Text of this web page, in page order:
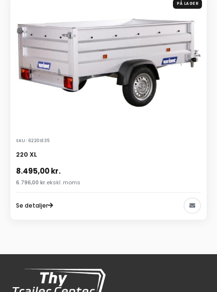
PÅ LAGER
SKU: 6220S135
220 XL
8.495,00kr.
6.796,00 kr.ekskl. moms
Se detaljer